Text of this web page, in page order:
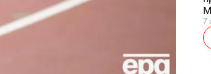
7